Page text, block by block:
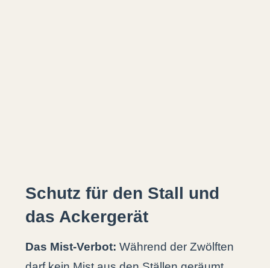
Schutz für den Stall und
das Ackergerät
Das Mist-Verbot: Während der Zwölften